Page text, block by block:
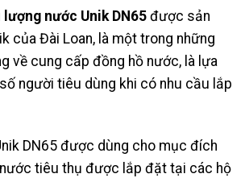
nước Unik DN65 được sản
của Đài Loan, là một trong những
về cung cấp đồng hồ nước, là lựa
người tiêu dùng khi có nhu cầu lắp
DN65 được dùng cho mục đích
tiêu thụ được lắp đặt tại các hộ